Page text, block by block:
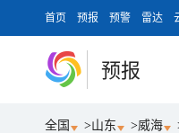
首页 预报 预警 雷达
预报
全国 >山东 >威海